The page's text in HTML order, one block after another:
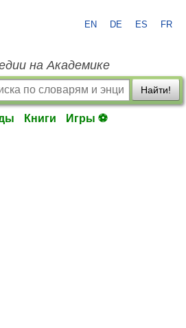
EN DE ES FR
на Академике
Найти!
Книги Игры ⚽